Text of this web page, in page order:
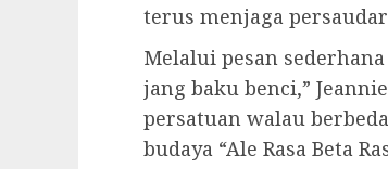
terus menjaga
Melalui pesan
jang baku benci,”
persatuan walau
budaya “Ale Rasa Beta